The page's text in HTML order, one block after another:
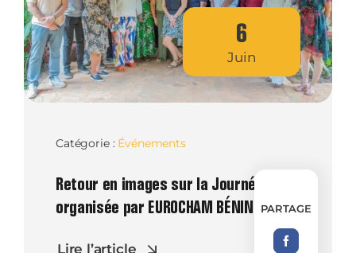
6
Juin
Catégorie : Événements
Retour en images sur la Journée RSE
organisée par EUROCHAM BÉNIN !
Lire l’article
PARTAGE